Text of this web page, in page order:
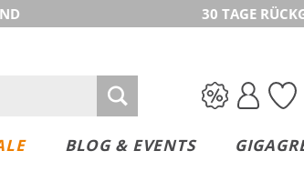
30 TAGE
BLOG & EVENTS